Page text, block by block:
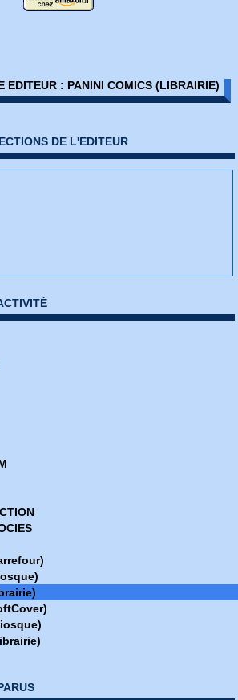
EDITEUR : PANINI COMICS (LIBRAIRIE)
DE L'EDITEUR
anniversaire
Saison 8